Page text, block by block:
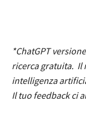
*ChatGPT
ricerca gratuita. Il
intelligenza
Il tuo feedback ci